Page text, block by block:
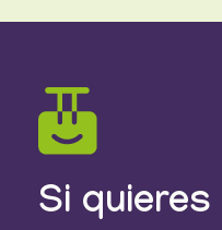
Si